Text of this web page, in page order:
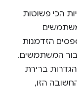
פשוטות
הזדמנות
המשתמשים.
ברירת
הזו,